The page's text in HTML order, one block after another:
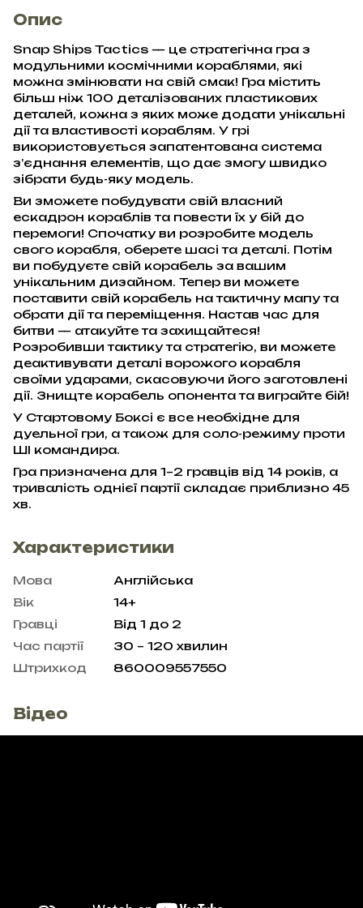
Опис
Snap Ships Tactics — це стратегічна гра з
модульними космічними кораблями, які
можна змінювати на свій смак! Гра містить
більш ніж 100 деталізованих пластикових
деталей, кожна з яких може додати унікальні
дії та властивості кораблям. У грі
використовується запатентована система
з’єднання елементів, що дає змогу швидко
зібрати будь-яку модель.
Ви зможете побудувати свій власний
ескадрон кораблів та повести їх у бій до
перемоги! Спочатку ви розробите модель
свого корабля, оберете шасі та деталі. Потім
ви побудуєте свій корабель за вашим
унікальним дизайном. Тепер ви можете
поставити свій корабель на тактичну мапу та
обрати дії та переміщення. Настав час для
битви — атакуйте та захищайтеся!
Розробивши тактику та стратегію, ви можете
деактивувати деталі ворожого корабля
своїми ударами, скасовуючи його заготовлені
дії. Знищте корабель опонента та виграйте бій!
У Стартовому Боксі є все необхідне для
дуельної гри, а також для соло-режиму проти
ШІ командира.
Гра призначена для 1–2 гравців від 14 років, а
тривалість однієї партії складає приблизно 45
хв.
Характеристики
Мова
Англійська
Вік
14+
Гравці
Від 1 до 2
Час партії
30 – 120 хвилин
Штрихкод
860009557550
Відео